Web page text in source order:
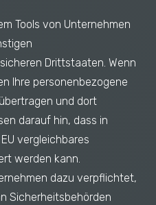
Tools von Unternehmen
Drittstaaten. Wenn
Ihre personenbezogene
und dort
darauf hin, dass in
vergleichbares
werden kann.
dazu verpflichtet,
Sicherheitsbehörden